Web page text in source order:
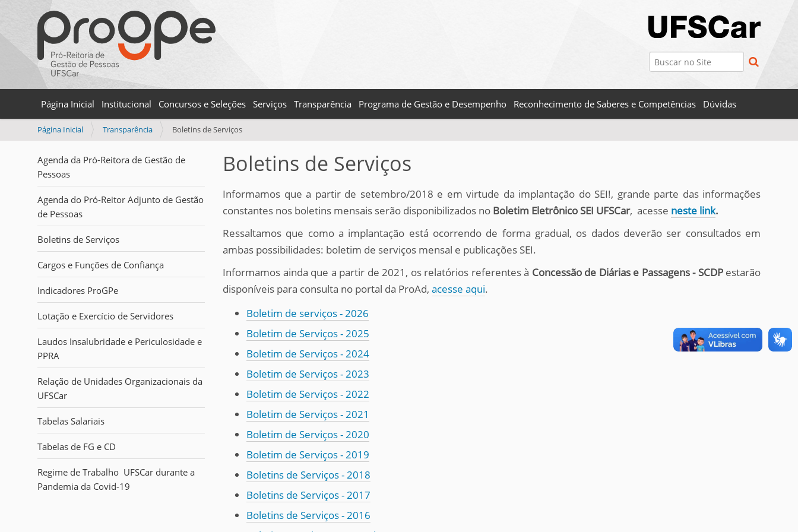
Busca
Página Inicial Institucional Concursos e Seleções Serviços Transparência Programa de Gestão e Desempenho Reconhecimento de Saberes e Competências Dúvidas
V
ê
e
t
á
a
q
u
i
:
Página Inicial Transparência Boletins de Serviços
Agenda da Pró-Reitora de Gestão de
Pessoas
Agenda do Pró-Reitor Adjunto de Gestão
de Pessoas
Boletins de Serviços
Cargos e Funções de Confiança
Indicadores ProGPe
Lotação e Exercício de Servidores
Laudos Insalubridade e Periculosidade e
PPRA
Relação de Unidades Organizacionais da
UFSCar
Tabelas Salariais
Tabelas de FG e CD
Regime de Trabalho UFSCar durante a
Pandemia da Covid-19
Boletins de Serviços
Informamos que a partir de setembro/2018 e em virtude da implantação do SEI!, grande parte das informações
constantes nos boletins mensais serão disponibilizados no Boletim Eletrônico SEI UFSCar, acesse neste link.
Ressaltamos que como a implantação está ocorrendo de forma gradual, os dados deverão ser consultados em
ambas possibilidades: boletim de serviços mensal e publicações SEI.
Informamos ainda que a partir de 2021, os relatórios referentes à Concessão de Diárias e Passagens - SCDPestarão
disponíveis para consulta no portal da ProAd, acesse aqui.
Boletim de serviços - 2026
Boletim de Serviços - 2025
Boletim de Serviços - 2024
Boletim de Serviços - 2023
Boletim de Serviços - 2022
Boletim de Serviços - 2021
Boletim de Serviços - 2020
Boletim de Serviços - 2019
Boletins de Serviços - 2018
Boletins de Serviços - 2017
Boletins de Serviços - 2016